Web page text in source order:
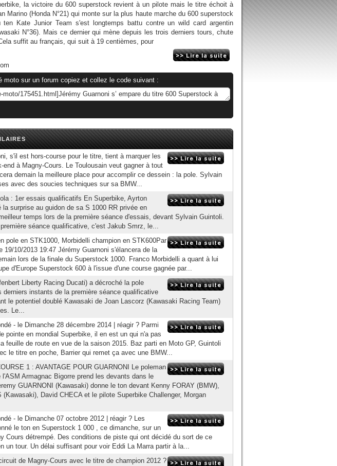
la victoire du 600 superstock revient à un pilote mais le titre échoit à
Marino (Honda N°21) qui monte sur la plus haute marche du 600 superstock
ten Kate Junior Team s'est longtemps battu contre un wild card argentin
N°36). Mais ce dernier qui mène depuis les trois derniers tours, chute
suffit au français, qui suit à 19 centièmes, pour
moto sur un forum copiez et collez le code suivant :
s'il est hors-course pour le titre, tient à marquer les
end à Magny-Cours. Le Toulousain veut gagner à tout
demain la meilleure place pour accomplir ce dessein : la pole. Sylvain
avec des soucies techniques sur sa BMW...
: 1er essais qualificatifs En Superbike, Ayrton
la surprise au guidon de sa S 1000 RR privée en
temps lors de la première séance d'essais, devant Sylvain Guintoli.
séance qualificative, c'est Jakub Smrz, le...
pole en STK1000, Morbidelli champion en STK600Par
19/10/2013 19:47 Jérémy Guarnoni s'élancera de la
lors de la finale du Superstock 1000. Franco Morbidelli a quant à lui
d'Europe Superstock 600 à l'issue d'une course gagnée par...
Liberty Racing Ducati) a décroché la pole
derniers instants de la première séance qualificative
le potentiel doublé Kawasaki de Joan Lascorz (Kawasaki Racing Team)
Le...
- le Dimanche 28 décembre 2014 | réagir ? Parmi
pointe en mondial Superbike, il en est un qui n'a pas
feuille de route en vue de la saison 2015. Baz parti en Moto GP, Guintoli
le titre en poche, Barrier qui remet ça avec une BMW...
1 : AVANTAGE POUR GUARNONI Le poleman
Armagnac Bigorre prend les devants dans le
GUARNONI (Kawasaki) donne le ton devant Kenny FORAY (BMW),
(Kawasaki), David CHECA et le pilote Superbike Challenger, Morgan
- le Dimanche 07 octobre 2012 | réagir ? Les
le ton en Superstock 1 000 , ce dimanche, sur un
Cours détrempé. Des conditions de piste qui ont décidé du sort de ce
un tour. Un délai suffisant pour voir Eddi La Marra partir à la...
de Magny-Cours avec le titre de champion 2012 ?